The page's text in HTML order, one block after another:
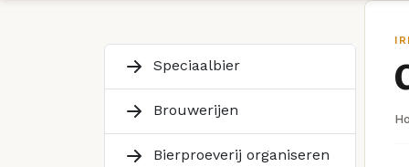
Speciaalbier
Brouwerijen
Bierproeverij organiseren